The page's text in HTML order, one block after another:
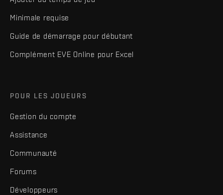
Minimale requise
Guide de démarrage pour débutant
Complément EVE Online pour Excel
POUR LES JOUEURS
Gestion du compte
Assistance
Communauté
Forums
Développeurs